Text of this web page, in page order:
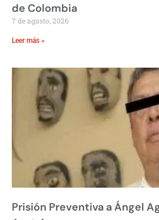
de Colombia
7 de agosto, 2026
Leer más »
Prisión Preventiva a Ángel